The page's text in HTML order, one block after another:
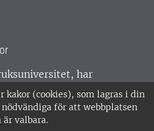
kakor (cookies), som lagras i din
nödvändiga för att webbplatsen
är valbara.
har
Sverige. Huvudorter är
Umeå.SLU är
14001. •